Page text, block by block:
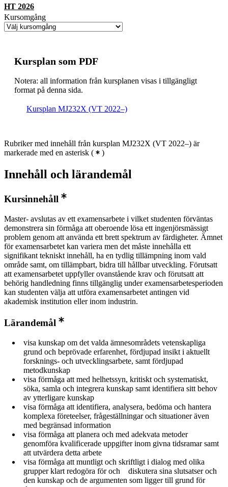
HT 2026
Kursomgång
Kursplan som PDF
Notera: all information från kursplanen visas i tillgängligt
format på denna sida.
Kursplan MJ232X (VT 2022–)
Rubriker med innehåll från kursplan MJ232X (VT 2022–) är
markerade med en asterisk ( )
Innehåll och lärandemål
Kursinnehåll
Master- avslutas av ett examensarbete i vilket studenten förväntas
demonstrera sin förmåga att oberoende lösa ett ingenjörsmässigt
problem genom att använda ett brett spektrum av färdigheter. Ämnet
för examensarbetet kan variera men det måste innehålla ett
signifikant tekniskt innehåll, ha en tydlig tillämpning inom vald
område samt, om tillämpbart, bidra till hållbar utveckling. Förutsatt
att examensarbetet uppfyller ovanstående krav och förutsatt att
behörig handledning finns tillgänglig under examensarbetesperioden
kan studenten välja att utföra examensarbetet antingen vid
akademisk institution eller inom industrin.
Lärandemål
visa kunskap om det valda ämnesområdets vetenskapliga
grund och beprövade erfarenhet, fördjupad insikt i aktuellt
forsknings- och utvecklingsarbete, samt fördjupad
metodkunskap
visa förmåga att med helhetssyn, kritiskt och systematiskt,
söka, samla och integrera kunskap samt identifiera sitt behov
av ytterligare kunskap
visa förmåga att identifiera, analysera, bedöma och hantera
komplexa företeelser, frågeställningar och situationer även
med begränsad information
visa förmåga att planera och med adekvata metoder
genomföra kvalificerade uppgifter inom givna tidsramar samt
att utvärdera detta arbete
visa förmåga att muntligt och skriftligt i dialog med olika
grupper klart redogöra för och diskutera sina slutsatser och
den kunskap och de argumenten som ligger till grund för